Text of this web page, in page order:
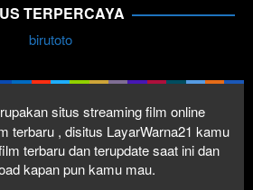
TERPERCAYA
birutoto
situs streaming film online
terbaru , disitus LayarWarna21 kamu
terbaru dan terupdate saat ini dan
kapan pun kamu mau.